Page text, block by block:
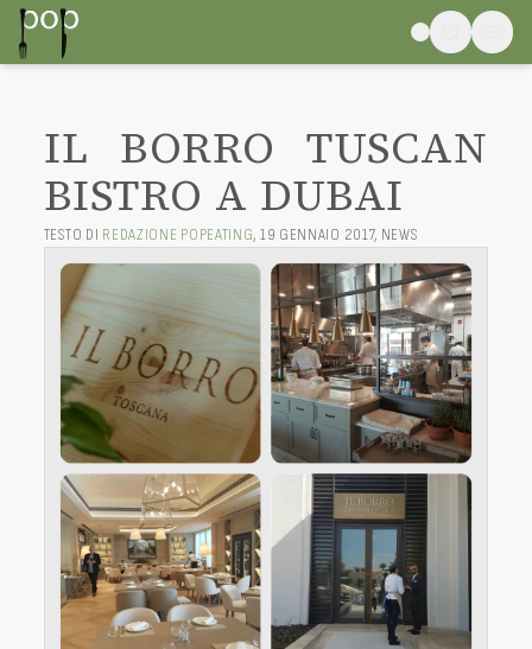
IL BORRO TUSCAN
BISTRO A DUBAI
TESTO DI REDAZIONE POPEATING, 19 GENNAIO 2017, NEWS